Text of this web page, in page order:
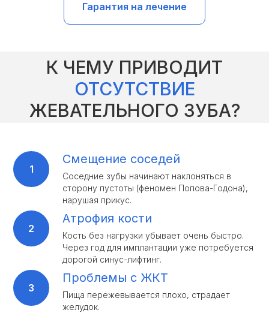
Гарантия на лечение
К ЧЕМУ ПРИВОДИТ
ОТСУТСТВИЕ
ЖЕВАТЕЛЬНОГО ЗУБА?
Смещение соседей
Соседние зубы начинают наклоняться в
сторону пустоты (феномен Попова-Годона),
нарушая прикус.
Атрофия кости
Кость без нагрузки убывает очень быстро.
Через год для имплантации уже потребуется
дорогой синус-лифтинг.
Проблемы с ЖКТ
Пища пережевывается плохо, страдает
желудок.